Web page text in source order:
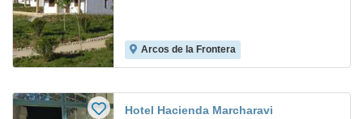
Arcos de la Frontera
Hotel Hacienda Marcharavi